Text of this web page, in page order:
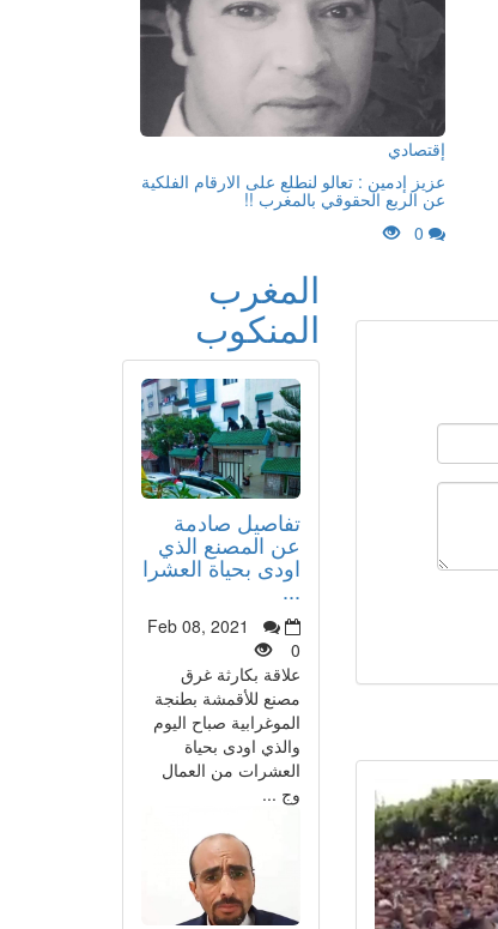
إقتصادي
عزيز إدمين : تعالو لنطلع على الارقام الفلكية
عن الربع الحقوقي بالمغرب !!
المغرب
المنكوب
تفاصيل صادمة
عن المصنع الذي
اودى بحياة العشرا
...
Feb 08, 2021
0
علاقة بكارثة غرق
مصنع للأقمشة بطنجة
الموغرابية صباح اليوم
والذي اودى بحياة
العشرات من العمال
وج ...